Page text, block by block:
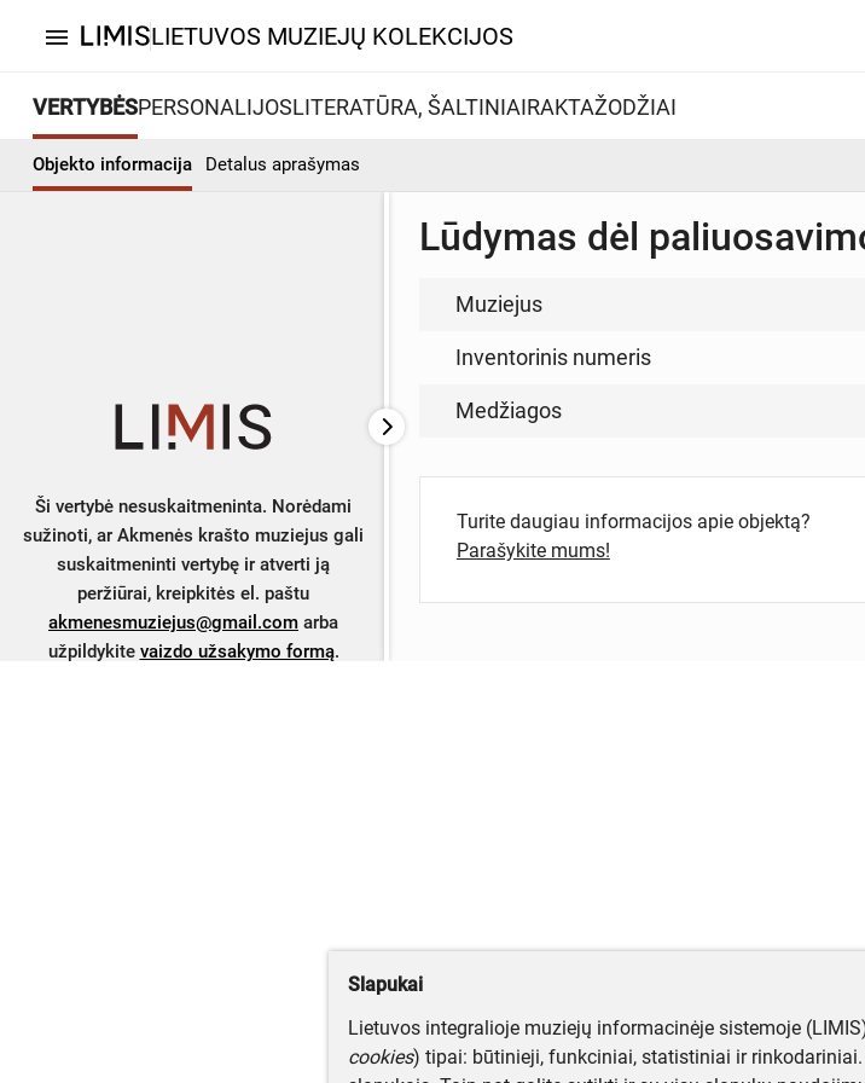
menu LIETUVOS MUZIEJŲ KOLEKCIJOS
VERTYBĖSPERSONALIJOSLITERATŪRA, ŠALTINIAIRAKTAŽODŽIAI
Objekto informacija Detalus aprašymas
Ši vertybė nesuskaitmeninta. Norėdami
sužinoti, ar Akmenės krašto muziejus gali
suskaitmeninti vertybę ir atverti ją
peržiūrai, kreipkitės el. paštu
akmenesmuziejus@gmail.com arba
užpildykite vaizdo užsakymo formą.
Lūdymas dėl
Muziejus
Inventorinis numeris
Medžiagos
Turite daugiau informacijos apie objektą?
Parašykite mums!
Slapukai
Lietuvos integralioje muziejų informacinėje sistemoje
cookies) tipai: būtinieji, funkciniai, statistiniai ir